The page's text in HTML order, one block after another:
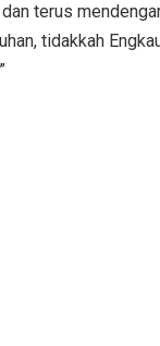
terus
tidakkah